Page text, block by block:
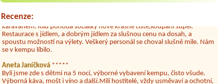
Recenze:
Chtěli jsme být týden,byli jsme dva. Na začátku prázdnin. Přijeli jsme
Restaurace s jídlem, a dobrým jídlem za slušnou cenu na dosah, a
spoustu možností na výlety. Veškerý personál se choval slušně mile. Nám
se v kempu líbilo.
Aneta Janíčková *****
Byli jsme zde s dětmi na 5 nocí, výborné vybavení kempu, čisto všude.
Výborná káva, mošt i víno a další.Milí hostitelé, vždy usměvaví a ochotní,